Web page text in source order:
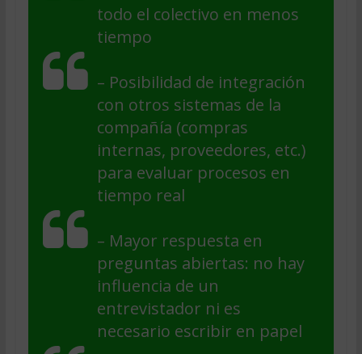
todo el colectivo en menos
tiempo
– Posibilidad de integración
con otros sistemas de la
compañía (compras
internas, proveedores, etc.)
para evaluar procesos en
tiempo real
– Mayor respuesta en
preguntas abiertas: no hay
influencia de un
entrevistador ni es
necesario escribir en papel